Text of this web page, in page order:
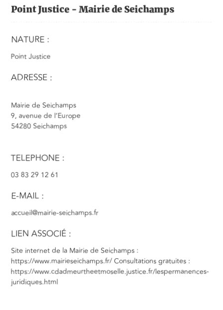
Point Justice - Mairie de Seichamps
NATURE :
Point Justice
ADRESSE :
Mairie de Seichamps
9, avenue de l’Europe
54280 Seichamps
TELEPHONE :
03 83 29 12 61
E-MAIL :
accueil@mairie-seichamps.fr
LIEN ASSOCIÉ :
Site internet de la Mairie de Seichamps :
https://www.mairieseichamps.fr/ Consultations gratuites :
https://www.cdadmeurtheetmoselle.justice.fr/lespermanences-
juridiques.html